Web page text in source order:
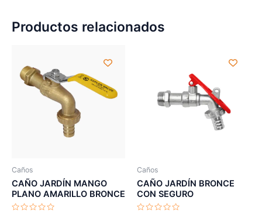
Productos relacionados
Caños
CAÑO JARDÍN MANGO
PLANO AMARILLO BRONCE
Caños
CAÑO JARDÍN BRONCE
CON SEGURO